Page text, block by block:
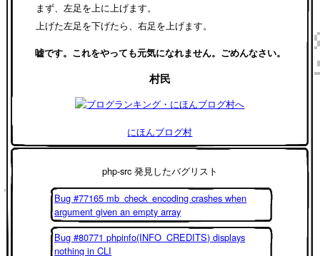
まず、左足を上に上げます。
上げた左足を下げたら、右足を上げます。
嘘です。これをやっても元気になれません。ごめんなさい。
村民
にほんブログ村
php-src 発見したバグリスト
Bug #77165 mb_check_encoding crashes when
argument given an empty array
Bug #80771 phpinfo(INFO_CREDITS) displays
nothing in CLI